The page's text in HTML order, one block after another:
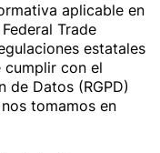
aplicable en
Trade
estatales
cumplir con el
de Datos (RGPD)
tomamos en